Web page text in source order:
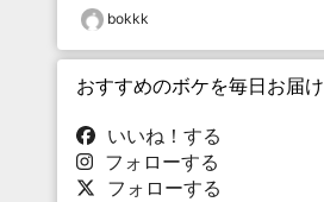
bokkk
おすすめのボケを毎日お届け
いいね！する
フォローする
フォローする